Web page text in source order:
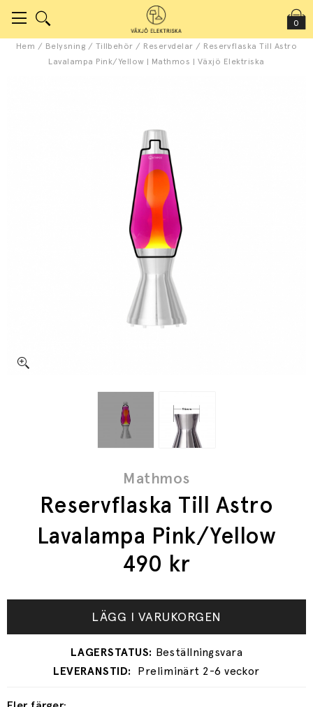
0
Hem / Belysning / Tillbehör / Reservdelar / Reservflaska Till Astro
Lavalampa Pink/Yellow | Mathmos | Växjö Elektriska
Mathmos
Reservflaska Till Astro
Lavalampa Pink/Yellow
490 kr
LÄGG I VARUKORGEN
Preliminärt 2-6 veckor